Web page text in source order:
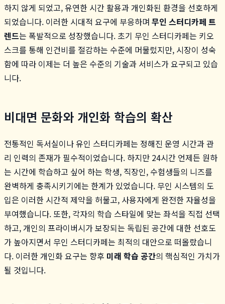
하지 않게 되었고, 유연한 시간 활용과 개인화된 환경을 선호하게
되었습니다. 이러한 시대적 요구에 부응하며 무인 스터디카페 트
렌드는 폭발적으로 성장했습니다. 초기 무인 스터디카페는 키오
스크를 통해 인건비를 절감하는 수준에 머물렀지만, 시장이 성숙
함에 따라 이제는 더 높은 수준의 기술과 서비스가 요구되고 있습
니다.
비대면 문화와 개인화 학습의 확산
전통적인 독서실이나 유인 스터디카페는 정해진 운영 시간과 관
리 인력의 존재가 필수적이었습니다. 하지만 24시간 언제든 원하
는 시간에 학습하고 싶어 하는 학생, 직장인, 수험생들의 니즈를
완벽하게 충족시키기에는 한계가 있었습니다. 무인 시스템의 도
입은 이러한 시간적 제약을 허물고, 사용자에게 완전한 자율성을
부여했습니다. 또한, 각자의 학습 스타일에 맞는 좌석을 직접 선택
하고, 개인의 프라이버시가 보장되는 독립된 공간에 대한 선호도
가 높아지면서 무인 스터디카페는 최적의 대안으로 떠올랐습니
다. 이러한 개인화 요구는 향후 미래 학습 공간의 핵심적인 가치가
될 것입니다.